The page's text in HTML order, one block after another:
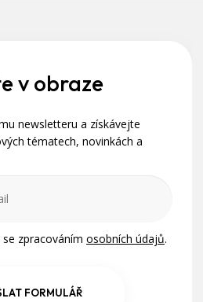
v obraze
newsletteru a získávejte
tématech, novinkách a
zpracováním osobních údajů.
FORMULÁŘ